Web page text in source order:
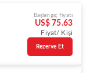
Başlangıç fiyatı
US$ 75.63
Fiyat/ Kişi
Rezerve Et